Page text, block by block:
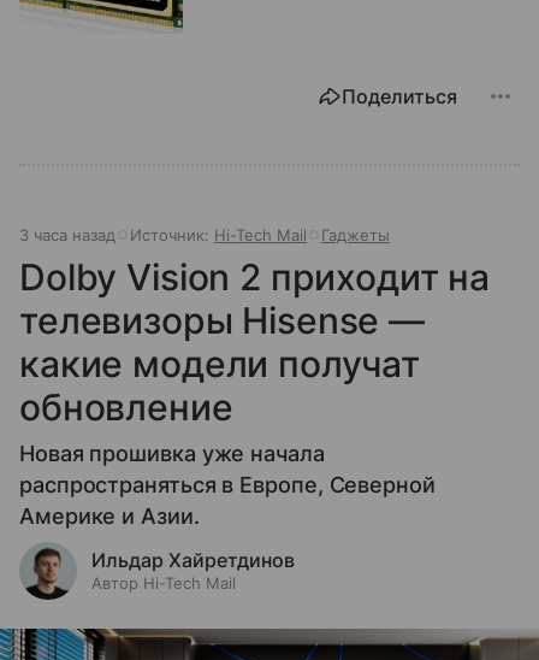
Поделиться
3 часа назад Источник: Hi-Tech Mail Гаджеты
Dolby Vision 2 приходит на
телевизоры Hisense —
какие модели получат
обновление
Новая прошивка уже начала
распространяться в Европе, Северной
Америке и Азии.
Ильдар Хайретдинов
Автор Hi-Tech Mail